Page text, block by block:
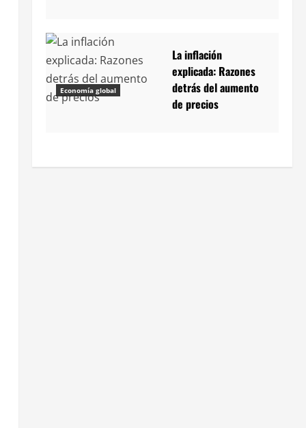
Economía global
La inflación
explicada: Razones
detrás del aumento
de precios